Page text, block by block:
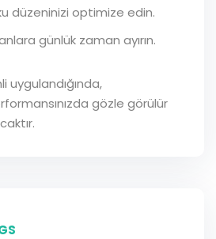
düzeninizi optimize edin.
günlük zaman ayırın.
uygulandığında,
gözle görülür